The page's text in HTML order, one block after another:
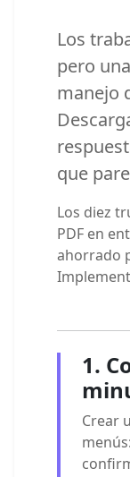
Los
pero
manejo
que
Los diez
PDF en
ahorrado
1.
Crear